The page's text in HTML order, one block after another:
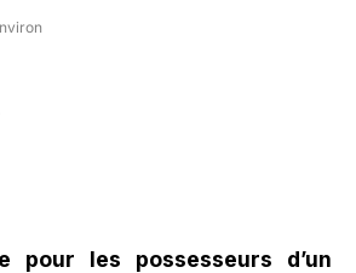
pour les possesseurs d’un